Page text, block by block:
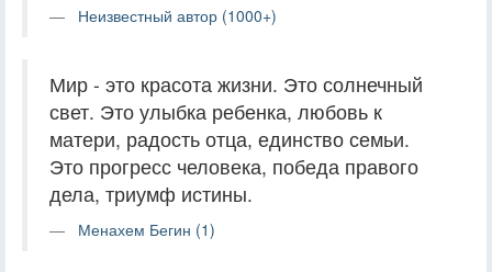
Неизвестный автор (1000+)
Мир - это красота жизни. Это солнечный
свет. Это улыбка ребенка, любовь к
матери, радость отца, единство семьи.
Это прогресс человека, победа правого
дела, триумф истины.
Менахем Бегин (1)